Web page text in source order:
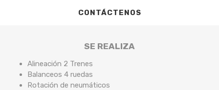
CONTÁCTENOS
SE REALIZA
Alineación 2 Trenes
Balanceos 4 ruedas
Rotación de neumáticos